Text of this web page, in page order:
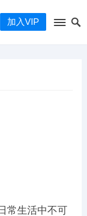
加入VIP
常生活中不可